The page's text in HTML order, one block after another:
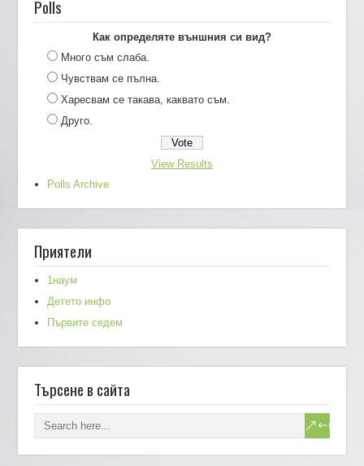
Polls
Как определяте външния си вид?
Много съм слаба.
Чувствам се пълна.
Харесвам се такава, каквато съм.
Друго.
View Results
Polls Archive
Приятели
1наум
Детето инфо
Първите седем
Търсене в сайта